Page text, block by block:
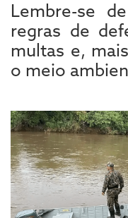
Lembre-se
regras de
multas e,
o meio